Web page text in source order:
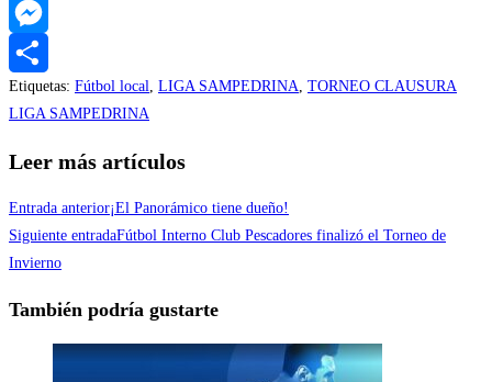
WhatsApp
Messenger
Compartir
Etiquetas: Fútbol local, LIGA SAMPEDRINA, TORNEO CLAUSURA
LIGA SAMPEDRINA
Leer más artículos
Entrada anterior¡El Panorámico tiene dueño!
Siguiente entradaFútbol Interno Club Pescadores finalizó el Torneo de
Invierno
También podría gustarte